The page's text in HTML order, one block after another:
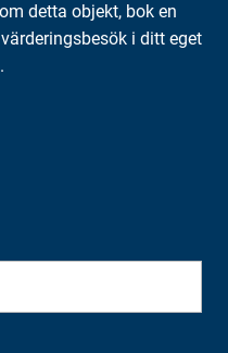
detta objekt, bok en
i ditt eget